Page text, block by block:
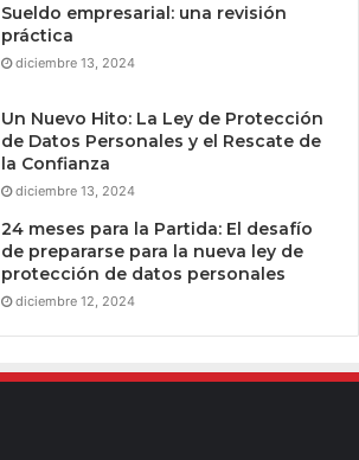
Sueldo empresarial: una revisión
práctica
diciembre 13, 2024
Un Nuevo Hito: La Ley de Protección
de Datos Personales y el Rescate de
la Confianza
diciembre 13, 2024
24 meses para la Partida: El desafío
de prepararse para la nueva ley de
protección de datos personales
diciembre 12, 2024